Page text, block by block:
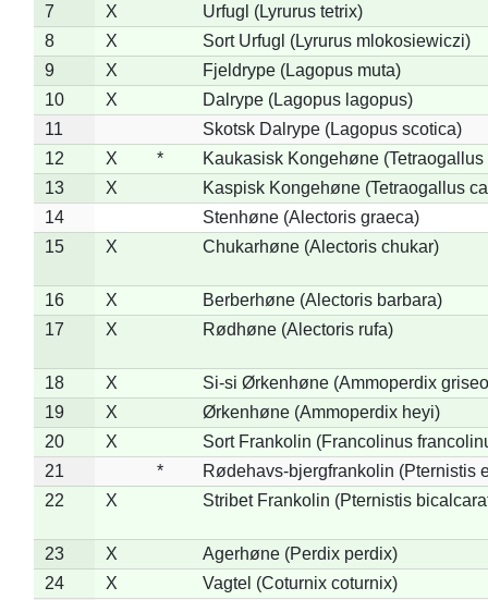
7
X
Urfugl (Lyrurus tetrix)
8
X
Sort Urfugl (Lyrurus mlokosiewiczi)
9
X
Fjeldrype (Lagopus muta)
10
X
Dalrype (Lagopus lagopus)
11
Skotsk Dalrype (Lagopus scotica)
12
X *
Kaukasisk Kongehøne
13
X
Kaspisk Kongehøne (Tetraogallus
14
Stenhøne (Alectoris graeca)
15
X Chukarhøne (Alectoris chukar)
16 X
Berberhøne (Alectoris barbara)
17
X Rødhøne (Alectoris rufa)
18 X
Si-si Ørkenhøne (Ammoperdix
19
X
Ørkenhøne (Ammoperdix heyi)
20
X
Sort Frankolin (Francolinus
21
*
Rødehavs-bjergfrankolin (Pternistis
22
X Stribet Frankolin (Pternistis
23 X
Agerhøne (Perdix perdix)
24
X
Vagtel (Coturnix coturnix)